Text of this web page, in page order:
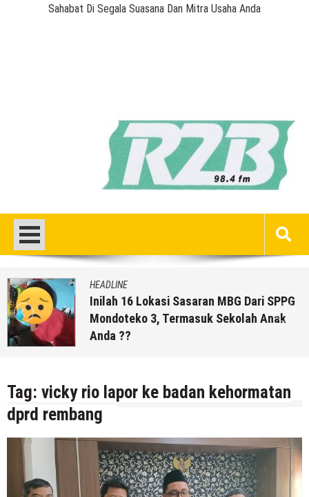
Sahabat Di Segala Suasana Dan Mitra Usaha Anda
HEADLINE
Inilah 16 Lokasi Sasaran MBG Dari SPPG
Mondoteko 3, Termasuk Sekolah Anak
Anda ??
Tag: vicky rio lapor ke badan kehormatan
dprd rembang